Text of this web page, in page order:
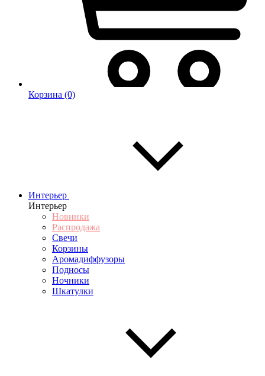
Корзина (0)
Интерьер
Интерьер
Новинки
Распродажа
Свечи
Корзины
Аромадиффузоры
Подносы
Ночники
Шкатулки